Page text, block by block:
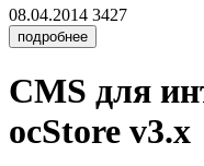
08.04.2014 3427
подробнее
CMS для
ocStore v3.x